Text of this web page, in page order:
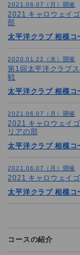
2025.12.08（月）
2025宮崎ダブルスス
ブロック｜第9予選
2024.10.18（金）
第4回全日本ダブル
第4回全日本シニア
｜東日本ブロック｜
第1回全日本ミック
戦｜東日本ブロック
戦｜東日本ブロック
2023.10.17（火）
2021.06.07（月）開催
2021 キャロウェイ
部
太平洋クラブ 相模コ
2020.01.22（水）開催
第1回太平洋クラブ
戦
太平洋クラブ 相模コ
2021.06.07（月）開催
2021 キャロウェイ
リアの部
太平洋クラブ 相模コ
2021.06.07（月）開催
2021 キャロウェイ
太平洋クラブ 相模コ
コースの紹介